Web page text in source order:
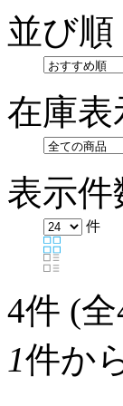
並び順
在庫表
表示件
件
4件 (
1件か